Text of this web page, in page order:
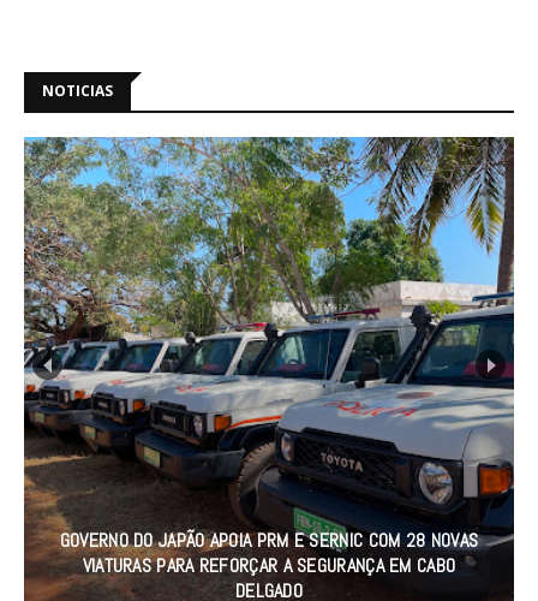
NOTICIAS
GOVERNO DE CABO DELGADO OFERECE VIATURA 0 KM AO
COMANDO PROVINCIAL DA PRM PARA REFORÇAR O
PATRULHAMENTO